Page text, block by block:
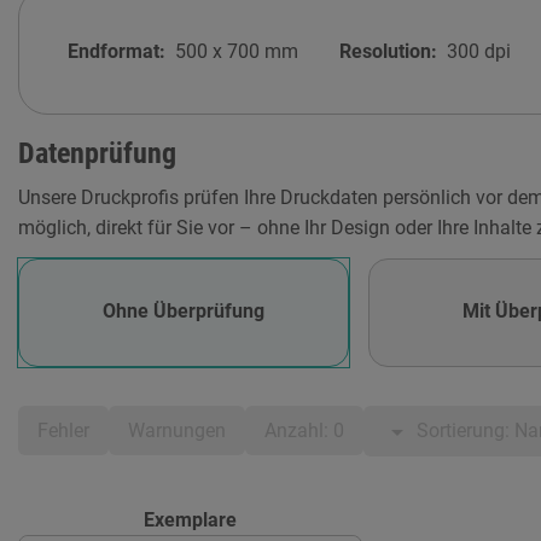
Endformat: 500 x 700 mm Resolution: 300 dpi
Datenprüfung
Unsere Druckprofis prüfen Ihre Druckdaten persönlich vor
möglich, direkt für Sie vor – ohne Ihr Design oder Ihre Inhalte
Ohne Überprüfung Mit
Exemplare